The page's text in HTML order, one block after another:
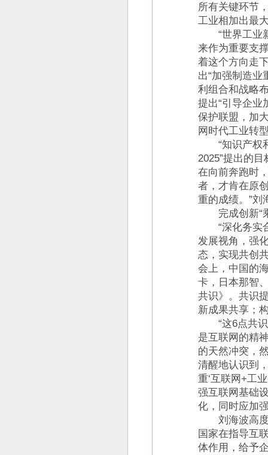
所有关键环节
工业相加出最
“世界工业新
来作为重要支
着这个方向走
出“加强制造
利组合和战略
提出“引导企业
保护联盟，加
网时代工业转
“知识产权和
2025”提出的
在向前奔跑时
者，才肯在原
重的成绩。”刘
完成创新“
“深化务实合
发展视角，强
态，实现共创
会上，中国的
卡，日本那智
共识》。共识
新成果共享；
“这6点共识
是互联网的精
的天然冲突，
清醒地认识到
重‘互联网+工
强互联网基础
化，同时应加
刘海波高度
国家在指导互
体作用，给予